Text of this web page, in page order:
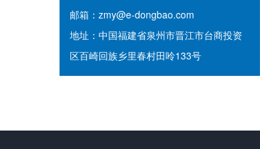
邮箱：zmy@e-dongbao.com
地址：中国福建省泉州市晋江市台商投资
区百崎回族乡里春村田呤133号